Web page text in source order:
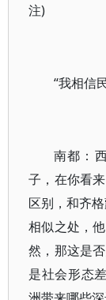
注)
“我相信
南都：
子，在你看
区别，和齐
相似之处，
然，那这是
是社会形态